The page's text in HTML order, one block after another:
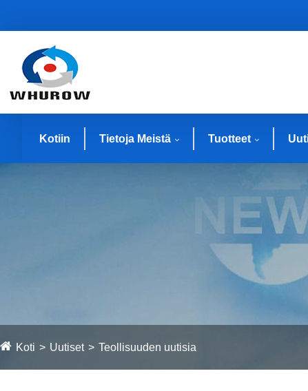
Kotiin Tietoja Meistä Tuotteet
Koti Uutiset Teollisuuden uutisia